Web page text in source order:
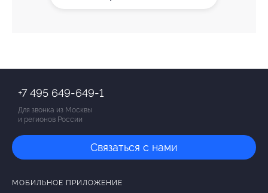
+7 495 649-649-1
Для звонка из Москвы
и регионов России
Связаться с нами
МОБИЛЬНОЕ ПРИЛОЖЕНИЕ